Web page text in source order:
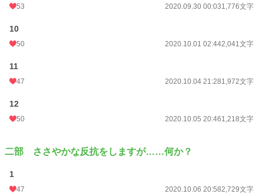
53 2020.09.30 00:031,776文字
10
50 2020.10.01 02:442,041文字
11
47 2020.10.04 21:281,972文字
12
50 2020.10.05 20:461,218文字
二部 ささやかな反抗をしますが……何か？
1
47 2020.10.06 20:582,729文字